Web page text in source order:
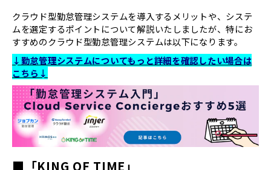
クラウド型勤怠管理システムを導入するメリットや、システ
ムを選定するポイントについて解説いたしましたが、特にお
すすめのクラウド型勤怠管理システムは以下になります。
↓勤怠管理システムについてもっと詳細を確認したい場合は
こちら↓
■「KING OF TIME」